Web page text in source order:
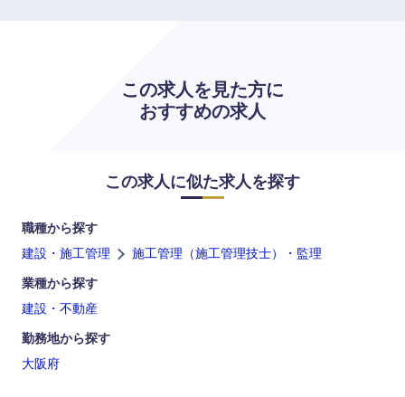
この求人を見た方に
おすすめの求人
この求人に似た求人を探す
職種から探す
建設・施工管理
施工管理（施工管理技士）・監理
業種から探す
建設・不動産
勤務地から探す
大阪府